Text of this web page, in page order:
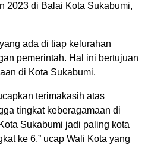
2023 di Balai Kota Sukabumi,
ada di tiap kelurahan
pemerintah. Hal ini bertujuan
di Kota Sukabumi.
terimakasih atas
tingkat keberagamaan di
Sukabumi jadi paling kota
ke 6,” ucap Wali Kota yang